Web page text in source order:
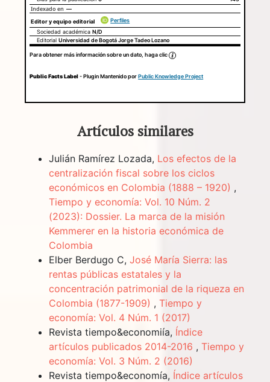
Indexado en —
Editor y equipo editorial
Perfiles
Sociedad académicaN/D
EditorialUniversidad de Bogotá Jorge Tadeo Lozano
Para obtener más información sobre un dato, haga clic
Public Facts Label- Plugin Mantenido porPublic Knowledge Project
Artículos similares
Julián Ramírez Lozada, Los efectos de la
centralización fiscal sobre los ciclos
económicos en Colombia (1888 – 1920) ,
Tiempo y economía: Vol. 10 Núm. 2
(2023): Dossier. La marca de la misión
Kemmerer en la historia económica de
Colombia
Elber Berdugo C,José María Sierra: las
rentas públicas estatales y la
concentración patrimonial de la riqueza en
Colombia (1877-1909) ,Tiempo y
economía: Vol. 4 Núm. 1 (2017)
Revista tiempo&economiía, Índice
artículos publicados 2014-2016 ,Tiempo y
economía: Vol. 3 Núm. 2 (2016)
Revista tiempo&economía, Índice artículos